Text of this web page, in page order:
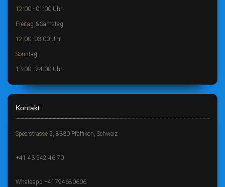
12:00 - 01:00 Uhr
Freitag & Samstag
12:00 -03:00 Uhr
Sonntag
13:00 - 24:00 Uhr
Kontakt:
Speerstrasse 5, 8330 Pfäffikon, Schweiz
+41 43 542 46 70
Whatsapp +41794680606